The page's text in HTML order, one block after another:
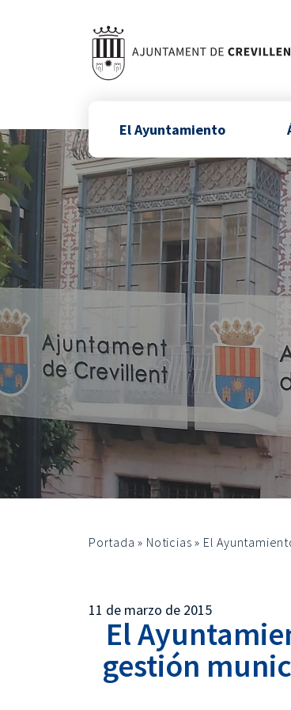
El Ayuntamiento
Portada » Noticias » El
11 de marzo de 2015
El
gestión